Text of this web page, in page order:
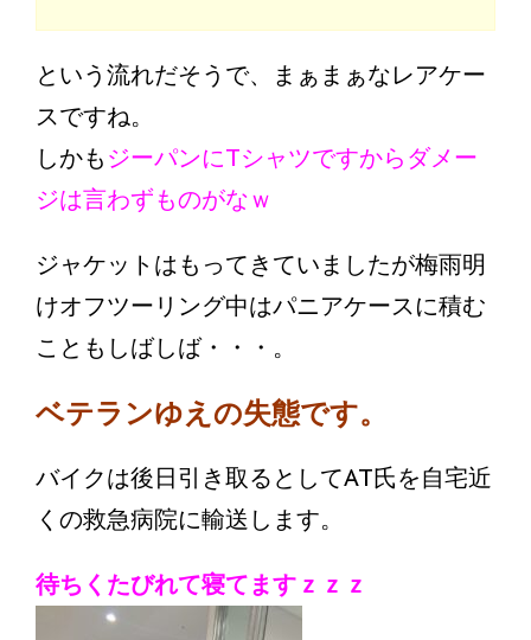
という流れだそうで、まぁまぁなレアケー
スですね。
しかもジーパンにTシャツですからダメー
ジは言わずものがなｗ
ジャケットはもってきていましたが梅雨明
けオフツーリング中はパニアケースに積む
こともしばしば・・・。
ベテランゆえの失態です。
バイクは後日引き取るとしてAT氏を自宅近
くの救急病院に輸送します。
待ちくたびれて寝てますｚｚｚ